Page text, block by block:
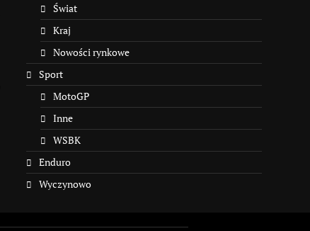
Świat
Kraj
Nowości rynkowe
Sport
MotoGP
Inne
WSBK
Enduro
Wyczynowo